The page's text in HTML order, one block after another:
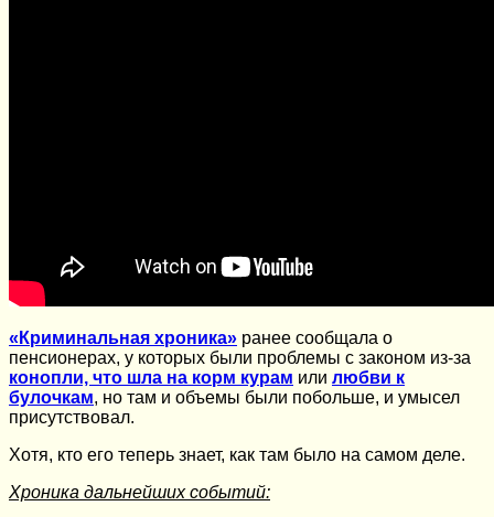
«Криминальная хроника» ранее сообщала о
пенсионерах, у которых были проблемы с законом из-за
конопли, что шла на корм курам или любви к
булочкам, но там и объемы были побольше, и умысел
присутствовал.
Хотя, кто его теперь знает, как там было на самом деле.
Хроника дальнейших событий: